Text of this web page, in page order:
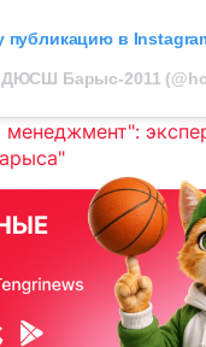
публикацию в
менеджмент":